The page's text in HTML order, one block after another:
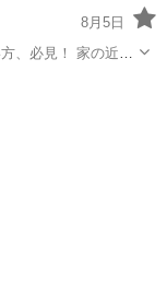
8月5日
！ 家の近く